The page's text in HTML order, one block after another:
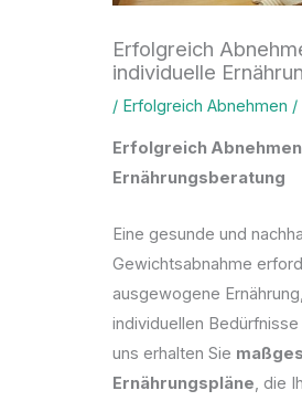
Erfolgreich
individuelle
/ Erfolgreich Abnehmen /
Erfolgreich
Ernährungsberatung
Eine gesunde und
Gewichtsabnahme
ausgewogene
individuellen
uns erhalten Sie
Ernährungspläne, die